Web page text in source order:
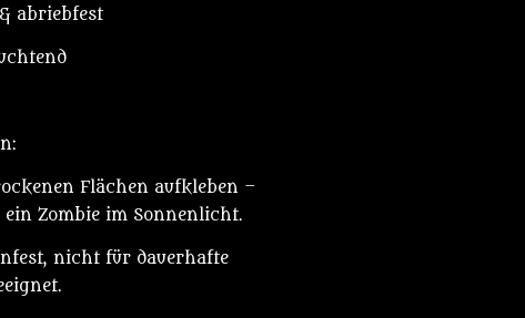
abriebfest
Flächen aufkleben –
ein Zombie im Sonnenlicht.
nicht für dauerhafte